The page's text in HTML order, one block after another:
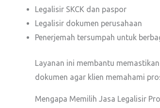
Legalisir SKCK dan paspor
Legalisir dokumen perusahaan
Penerjemah tersumpah untuk
Layanan ini membantu
dokumen agar klien memahami
Mengapa Memilih Jasa Legalisir